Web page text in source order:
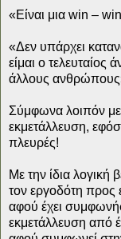
«Είναι μια win –
«Δεν υπάρχει
είμαι ο
άλλους
Σύμφωνα λοιπόν με
εκμετάλλευση,
πλευρές!
Με την ίδια λογική
τον εργοδότη προς
αφού έχει
εκμετάλλευση από